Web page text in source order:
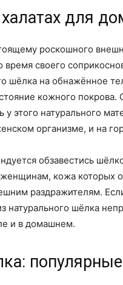
для
роскошного
время своего
шёлка на обнажённое
кожного
у этого натурального
организме, и на
обзавестись
кожа которых
раздражителям.
натурального шёлка
и в домашнем.